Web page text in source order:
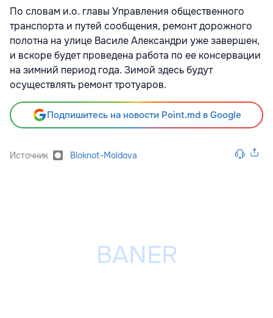
По словам и.о. главы Управления общественного
транспорта и путей сообщения, ремонт дорожного
полотна на улице Василе Александри уже завершен,
и вскоре будет проведена работа по ее консервации
на зимний период года. Зимой здесь будут
осуществлять ремонт тротуаров.
Подпишитесь на новости Point.md в Google
Источник Bloknot-Moldova